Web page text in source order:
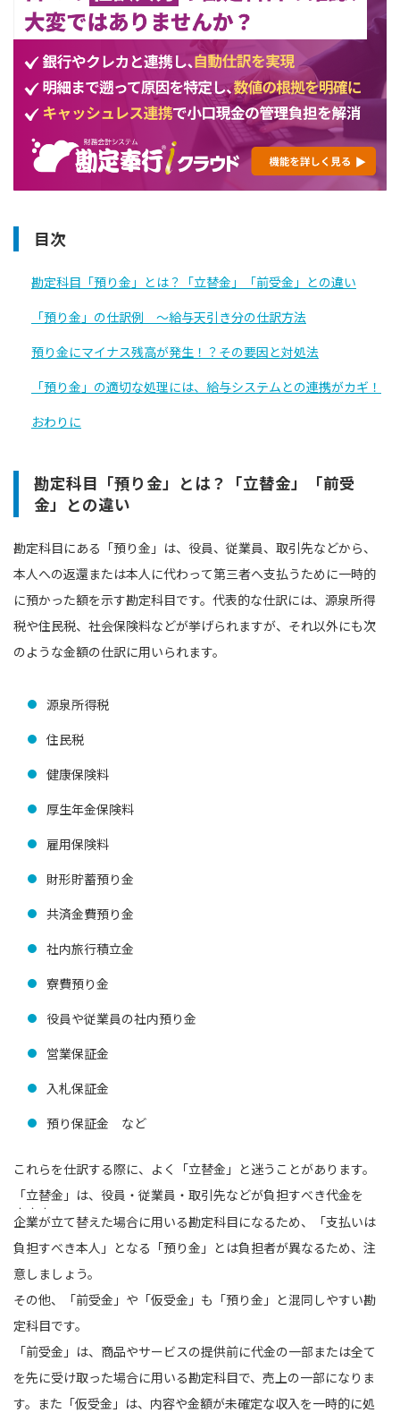
目次
勘定科目「預り金」とは？「立替金」「前受金」との違い
「預り金」の仕訳例 〜給与天引き分の仕訳方法
預り金にマイナス残高が発生！？その要因と対処法
「預り金」の適切な処理には、給与システムとの連携がカギ！
おわりに
勘定科目「預り金」とは？「立替金」「前受
金」との違い
勘定科目にある「預り金」は、役員、従業員、取引先などから、
本人への返還または本人に代わって第三者へ支払うために一時的
に預かった額を示す勘定科目です。代表的な仕訳には、源泉所得
税や住民税、社会保険料などが挙げられますが、それ以外にも次
のような金額の仕訳に用いられます。
源泉所得税
住民税
健康保険料
厚生年金保険料
雇用保険料
財形貯蓄預り金
共済金費預り金
社内旅行積立金
寮費預り金
役員や従業員の社内預り金
営業保証金
入札保証金
預り保証金 など
これらを仕訳する際に、よく「立替金」と迷うことがあります。
「立替金」は、役員・従業員・取引先などが負担すべき代金を
企業が
・・・
立て替えた場合に用いる勘定科目になるため、「支払いは
負担すべき本人」となる「預り金」とは負担者が異なるため、注
意しましょう。
その他、「前受金」や「仮受金」も「預り金」と混同しやすい勘
定科目です。
「前受金」は、商品やサービスの提供前に代金の一部または全て
を先に受け取った場合に用いる勘定科目で、売上の一部になりま
す。また「仮受金」は、内容や金額が未確定な収入を一時的に処